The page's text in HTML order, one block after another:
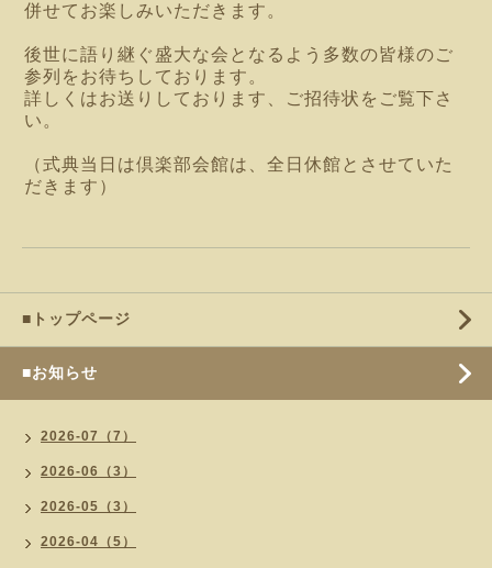
併せてお楽しみいただきます。
後世に語り継ぐ盛大な会となるよう多数の皆様のご
参列をお待ちしております。
詳しくはお送りしております、ご招待状をご覧下さ
い。
（式典当日は倶楽部会館は、 全日休館とさせていた
だきます）
■トップページ
■お知らせ
2026-07（7）
2026-06（3）
2026-05（3）
2026-04（5）